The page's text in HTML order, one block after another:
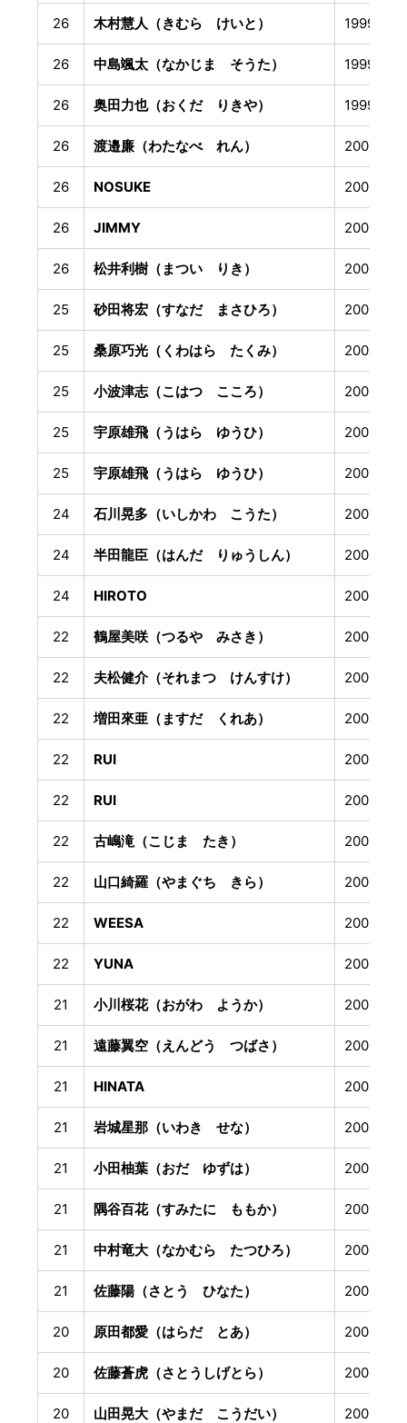
26 木村慧人（きむら けいと） 1999年8
26 中島颯太（なかじま そうた） 1999年8
26 奥田力也（おくだ りきや） 1999年10
26 渡邉廉（わたなべ れん） 2000年2
26 NOSUKE 2000年2
26 JIMMY 2000年2
26 松井利樹（まつい りき） 2000年3
25 砂田将宏（すなだ まさひろ） 2000年5
25 桑原巧光（くわはら たくみ） 2000年5
25 小波津志（こはつ こころ） 2000年
25 宇原雄飛（うはら ゆうひ） 2001年3
25 宇原雄飛（うはら ゆうひ） 2001年3
24 石川晃多（いしかわ こうた） 2001年5
24 半田龍臣（はんだ りゅうしん） 2001年12
24 HIROTO 2002年1
22 鶴屋美咲（つるや みさき） 2003年4
22 夫松健介（それまつ けんすけ） 2003年7
22 増田來亜（ますだ くれあ） 2003年8
22 RUI 2003年
22 RUI 2003年
22 古嶋滝（こじま たき） 2004年1
22 山口綺羅（やまぐち きら） 2004年1
22 WEESA 2004年2
22 YUNA 2004年3
21 小川桜花（おがわ ようか） 2004年4
21 遠藤翼空（えんどう つばさ） 2004年5
21 HINATA 2004年8
21 岩城星那（いわき せな） 2004年
21 小田柚葉（おだ ゆずは） 2004年
21 隅谷百花（すみたに ももか） 2004年
21 中村竜大（なかむら たつひろ） 2004年
21 佐藤陽（さとう ひなた） 2005年3
20 原田都愛（はらだ とあ） 2005年4
20 佐藤蒼虎（さとうしげとら） 2005年6
20 山田晃大（やまだ こうだい） 2005年8